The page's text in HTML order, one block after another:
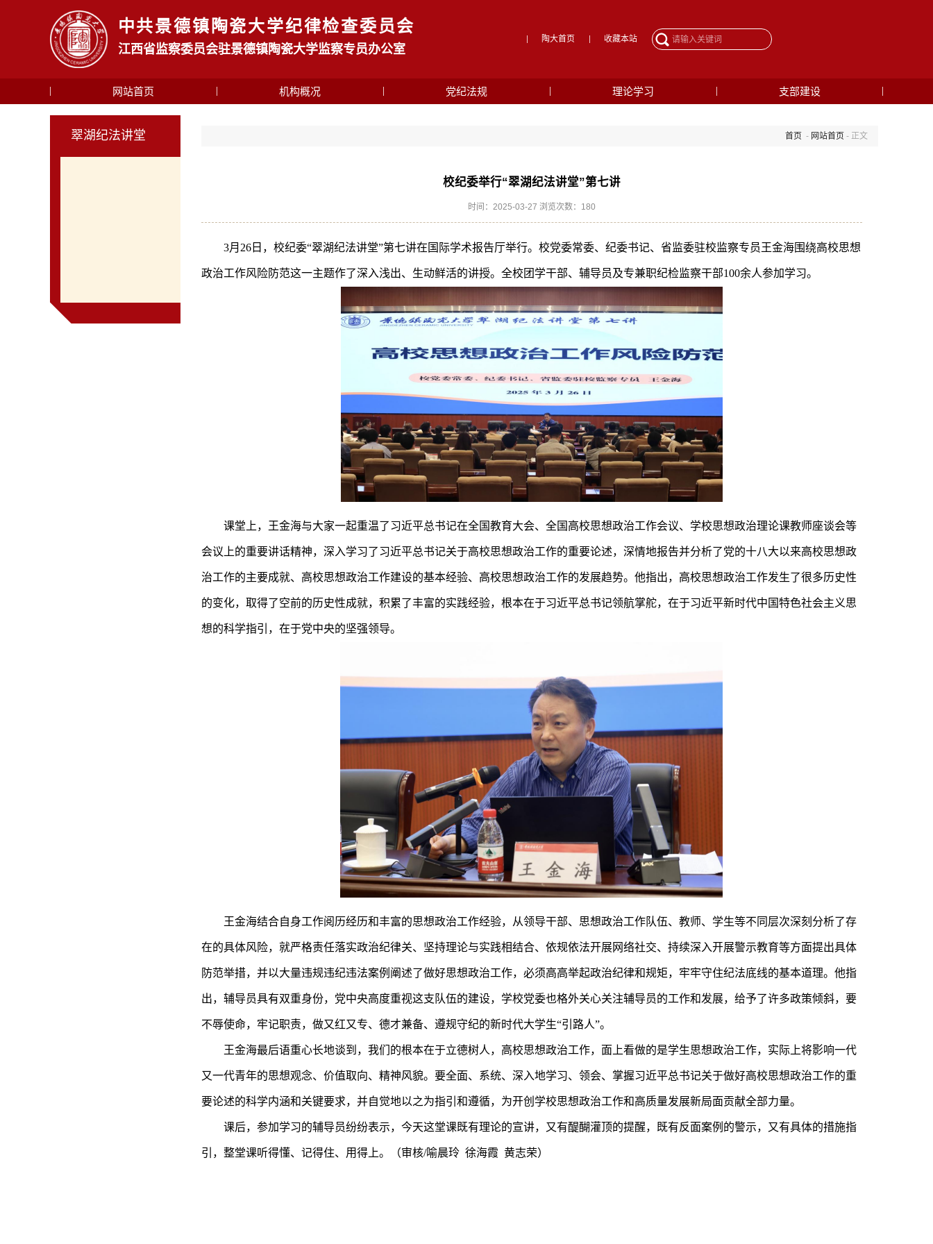
中共景德镇陶瓷大学纪律检查委员会
江西省监察委员会驻景德镇陶瓷大学监察专员办公室
陶大首页 收藏本站
网站首页 机构概况 党纪法规 理论学习 支部建设
翠湖纪法讲堂 首页 - 网站首页 - 正文
校纪委举行“翠湖纪法讲堂”第七讲
时间：2025-03-27 浏览次数： 180
3月26日，校纪委“翠湖纪法讲堂”第七讲在国际学术报告厅举行。校党委常委、纪委书记、省监委驻校监察专员王金海围绕高校思想
政治工作风险防范这一主题作了深入浅出、生动鲜活的讲授。全校团学干部、辅导员及专兼职纪检监察干部100余人参加学习。
课堂上，王金海与大家一起重温了习近平总书记在全国教育大会、全国高校思想政治工作会议、学校思想政治理论课教师座谈会等
会议上的重要讲话精神，深入学习了习近平总书记关于高校思想政治工作的重要论述，深情地报告并分析了党的十八大以来高校思想政
治工作的主要成就、高校思想政治工作建设的基本经验、高校思想政治工作的发展趋势。他指出，高校思想政治工作发生了很多历史性
的变化，取得了空前的历史性成就，积累了丰富的实践经验，根本在于习近平总书记领航掌舵，在于习近平新时代中国特色社会主义思
想的科学指引，在于党中央的坚强领导。
王金海结合自身工作阅历经历和丰富的思想政治工作经验，从领导干部、思想政治工作队伍、教师、学生等不同层次深刻分析了存
在的具体风险，就严格责任落实政治纪律关、坚持理论与实践相结合、依规依法开展网络社交、持续深入开展警示教育等方面提出具体
防范举措，并以大量违规违纪违法案例阐述了做好思想政治工作，必须高高举起政治纪律和规矩，牢牢守住纪法底线的基本道理。他指
出，辅导员具有双重身份，党中央高度重视这支队伍的建设，学校党委也格外关心关注辅导员的工作和发展，给予了许多政策倾斜，要
不辱使命，牢记职责，做又红又专、德才兼备、遵规守纪的新时代大学生“引路人”。
王金海最后语重心长地谈到，我们的根本在于立德树人，高校思想政治工作，面上看做的是学生思想政治工作，实际上将影响一代
又一代青年的思想观念、价值取向、精神风貌。要全面、系统、深入地学习、领会、掌握习近平总书记关于做好高校思想政治工作的重
要论述的科学内涵和关键要求，并自觉地以之为指引和遵循，为开创学校思想政治工作和高质量发展新局面贡献全部力量。
课后，参加学习的辅导员纷纷表示，今天这堂课既有理论的宣讲，又有醍醐灌顶的提醒，既有反面案例的警示，又有具体的措施指
引，整堂课听得懂、记得住、用得上。（审核/喻晨玲 徐海霞 黄志荣）